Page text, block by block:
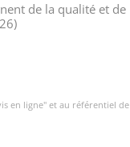
de la qualité et de
en ligne" et au référentiel de